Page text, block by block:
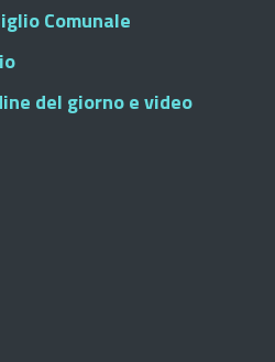
Comunale
del giorno e video